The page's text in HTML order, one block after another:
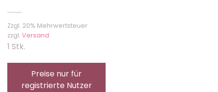
Zzgl. 20% Mehrwertsteuer
zzgl. Versand
1 Stk.
Preise nur für
registrierte Nutzer